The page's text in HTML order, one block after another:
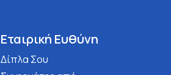
Εταιρική Ευθύνη
Δίπλα Σου